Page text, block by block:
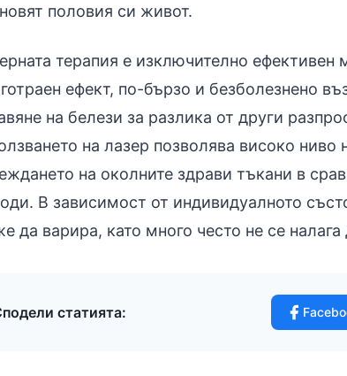
половия си живот.
терапия е изключително
ефект, по-бързо и безболезнено
на белези за разлика от други
на лазер позволява високо
на околните здрави тъкани в
В зависимост от индивидуалното
да варира, като много често не се
статията: